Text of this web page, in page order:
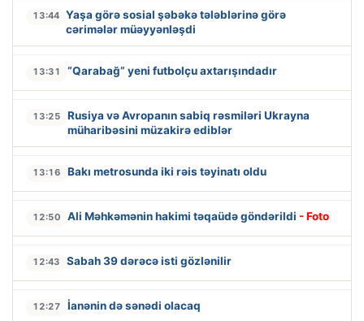
13:44 Yaşa görə sosial şəbəkə tələblərinə görə
cərimələr müəyyənləşdi
13:31 “Qarabağ” yeni futbolçu axtarışındadır
13:25
Rusiya və Avropanın sabiq rəsmiləri Ukrayna
müharibəsini müzakirə ediblər
13:16 Bakı metrosunda iki rəis təyinatı oldu
12:50 Ali Məhkəmənin hakimi təqaüdə göndərildi - Foto
12:43 Sabah 39 dərəcə isti gözlənilir
12:27 İanənin də sənədi olacaq